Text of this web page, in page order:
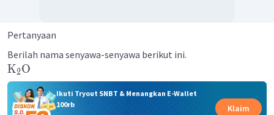
Pertanyaan
Berilah nama senyawa-senyawa berikut ini.
K2O
Ikuti Tryout SNBT & Menangkan E-Wallet
100rb
Klaim